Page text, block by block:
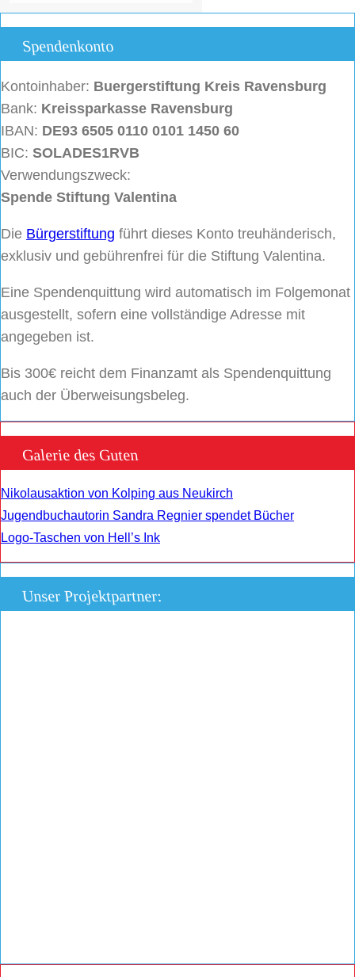
Spendenkonto
Kontoinhaber: Buergerstiftung Kreis Ravensburg
Bank: Kreissparkasse Ravensburg
IBAN: DE93 6505 0110 0101 1450 60
BIC: SOLADES1RVB
Verwendungszweck:
Spende Stiftung Valentina
Die Bürgerstiftung führt dieses Konto treuhänderisch,
exklusiv und gebührenfrei für die Stiftung Valentina.
Eine Spendenquittung wird automatisch im Folgemonat
ausgestellt, sofern eine vollständige Adresse mit
angegeben ist.
Bis 300€ reicht dem Finanzamt als Spendenquittung
auch der Überweisungsbeleg.
Galerie des Guten
Nikolausaktion von Kolping aus Neukirch
Jugendbuchautorin Sandra Regnier spendet Bücher
Logo-Taschen von Hell’s Ink
Unser Projektpartner: